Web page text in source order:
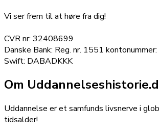
Vi ser frem til at høre fra dig!
CVR nr: 32408699
Danske Bank: Reg. nr. 1551
Swift: DABADKKK
Om
Uddannelse er et samfunds livsnerve i
tidsalder!